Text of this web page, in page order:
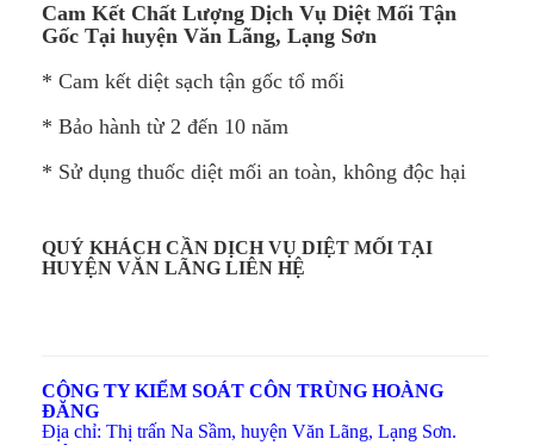
Cam Kết Chất Lượng Dịch Vụ Diệt Mối Tận
Gốc Tại huyện Văn Lãng​, Lạng Sơn
* Cam kết diệt sạch tận gốc tổ mối
* Bảo hành từ 2 đến 10 năm
* Sử dụng thuốc diệt mối an toàn, không độc hại
QUÝ KHÁCH CẦN DỊCH VỤ DIỆT MỐI TẠI
HUYỆN VĂN LÃNG LIÊN HỆ
CÔNG TY KIỂM SOÁT CÔN TRÙNG HOÀNG
ĐĂNG
Địa chỉ: Thị trấn Na Sầm, huyện Văn Lãng, Lạng Sơn.